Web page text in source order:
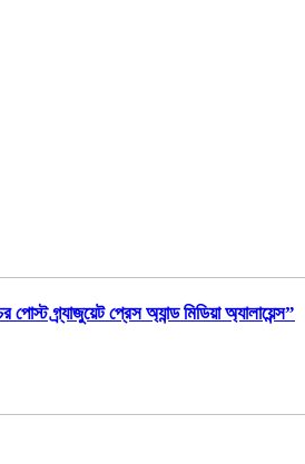
গ্র্যাজুয়েট প্রেস অ্যান্ড মিডিয়া অ্যালায়েন্স”